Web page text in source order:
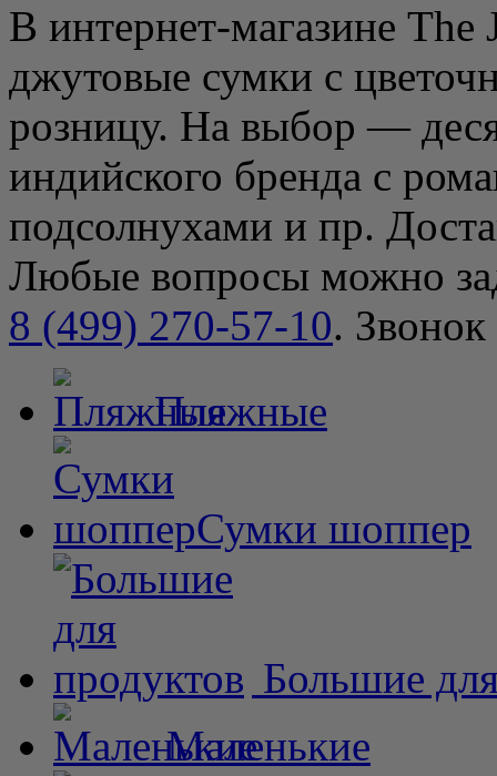
В интернет-магазине
джутовые сумки с
розницу. На выбор —
индийского бренда с
подсолнухами и пр.
Любые вопросы можно
8 (499) 270-57-10.
Пляжные
Сумки шоппер
Большие
Маленькие